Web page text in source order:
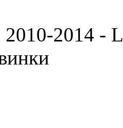
2014 -